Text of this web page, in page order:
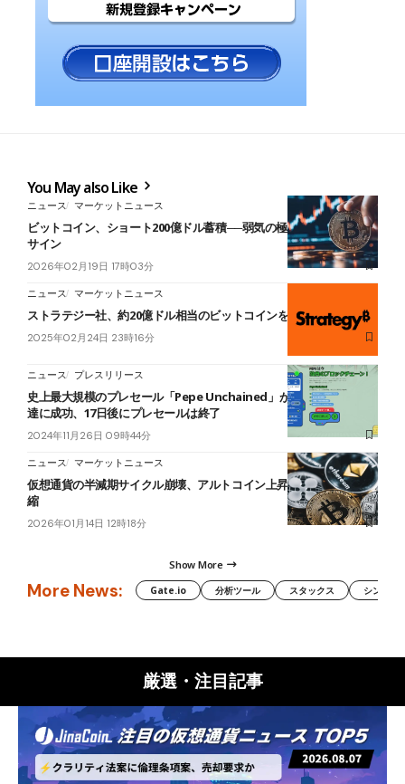
You May also Like
ニュース マーケットニュース
ビットコイン、ショート200億ドル蓄積──弱気の極限は強気転換の
サイン
2026年02月19日 17時03分
ニュース マーケットニュース
ストラテジー社、約20億ドル相当のビットコインを追加購入
2025年02月24日 23時16分
ニュース プレスリリース
史上最大規模のプレセール「Pepe Unchained」が5000万ドルの調
達に成功、17日後にプレセールは終了
2024年11月26日 09時44分
ニュース マーケットニュース
仮想通貨の半減期サイクル崩壊、アルトコイン上昇期間は19日に短
縮
2026年01月14日 12時18分
Show More
More News: Gate.io 分析ツール スタックス シンボル
厳選・注目記事